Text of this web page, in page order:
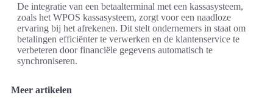
De integratie van een betaalterminal met een kassasysteem,
zoals het WPOS kassasysteem, zorgt voor een naadloze
ervaring bij het afrekenen. Dit stelt ondernemers in staat om
betalingen efficiënter te verwerken en de klantenservice te
verbeteren door financiële gegevens automatisch te
synchroniseren.
Meer artikelen